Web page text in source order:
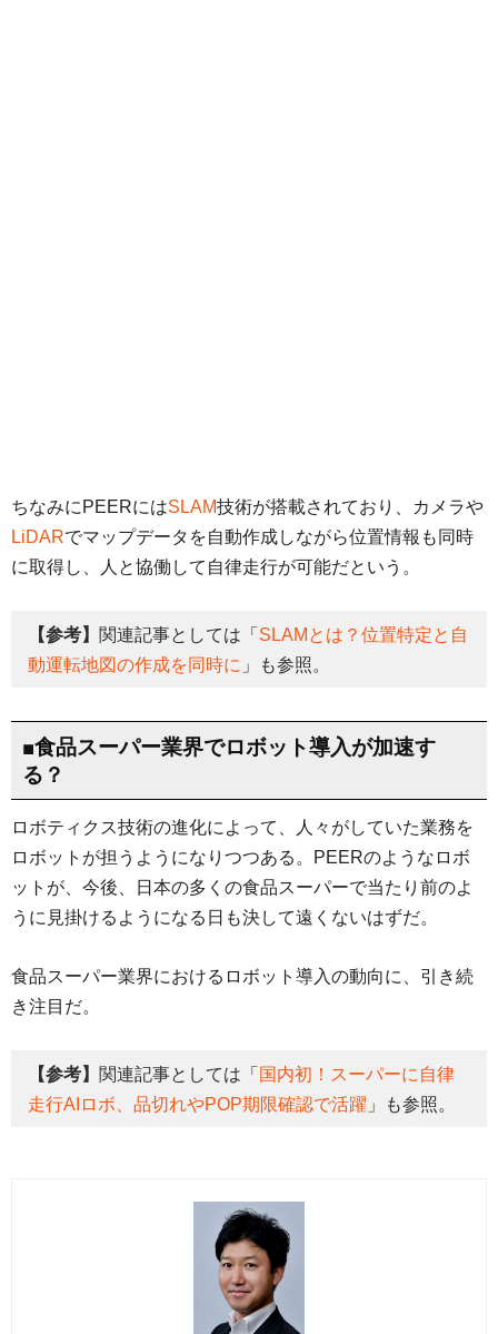
ちなみにPEERにはSLAM技術が搭載されており、カメラや
LiDARでマップデータを自動作成しながら位置情報も同時
に取得し、人と協働して自律走行が可能だという。
【参考】 関連記事としては「 SLAMとは？位置特定と自
動運転地図の作成を同時に 」も参照。
■食品スーパー業界でロボット導入が加速す
る？
ロボティクス技術の進化によって、人々がしていた業務を
ロボットが担うようになりつつある。PEERのようなロボ
ットが、今後、日本の多くの食品スーパーで当たり前のよ
うに見掛けるようになる日も決して遠くないはずだ。
食品スーパー業界におけるロボット導入の動向に、引き続
き注目だ。
【参考】 関連記事としては「 国内初！スーパーに自律
走行AIロボ、品切れやPOP期限確認で活躍 」も参照。